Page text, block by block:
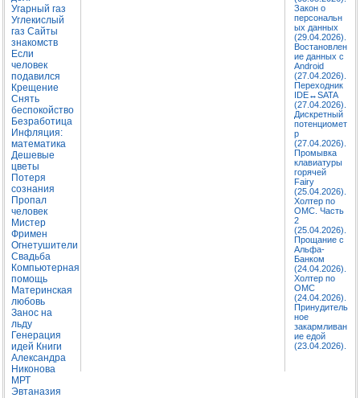
Угарный газ
Углекислый
газ Сайты
знакомств
Если
человек
подавился
Крещение
Снять
беспокойство
Безработица
Инфляция:
математика
Дешевые
цветы
Потеря
сознания
Пропал
человек
Мистер
Фримен
Огнетушители
Свадьба
Компьютерная
помощь
Материнская
любовь
Занос на
льду
Генерация
идей Книги
Александра
Никонова
МРТ
Эвтаназия
Закон о
персональн
ых данных
(29.04.2026).
Востановлен
ие данных с
Android
(27.04.2026).
Переходник
IDE↔SATA
(27.04.2026).
Дискретный
потенциомет
р
(27.04.2026).
Промывка
клавиатуры
горячей
Fairy
(25.04.2026).
Холтер по
ОМС. Часть
2
(25.04.2026).
Прощание с
Альфа-
Банком
(24.04.2026).
Холтер по
ОМС
(24.04.2026).
Принудитель
ное
закармливан
ие едой
(23.04.2026).